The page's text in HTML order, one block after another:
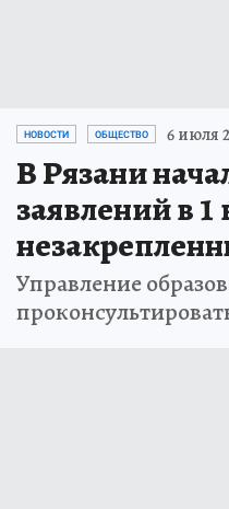
НОВОСТИ ОБЩЕСТВО 6 июля
В Рязани
заявлений в 1
Управление